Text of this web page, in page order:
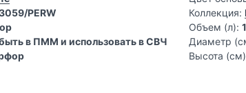
PERW
в ПММ и использовать в СВЧ
Коллекция:
Объем (л):
Диаметр
Высота